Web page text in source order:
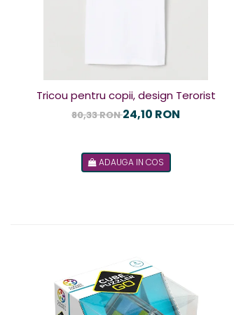
Tricou pentru copii, design Terorist
80,33 RON24,10 RON
ADAUGA IN COS